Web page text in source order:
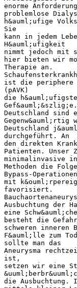
enorme
problemlose
h&auml;ufige
Sie
kann in jedem
H&auml;ufigkeit
nimmt jedoch mit
hier bieten wir
Therapie an.
ist die periphere
(pAVK)
die
Deutschland sind
Gegenw&auml;rtig
Deutschland
durchgeführt. An
den direkten
Patienten. Unser
minimalinvasive
Methoden die
Bypass-Operationen
mit
favorisiert.
Ausbuchtung der
eine
besteht die
schweren
F&auml;lle zum
sollte man das
Aneurysma
ist,
setzen wir eine
die Ausbuchtung.